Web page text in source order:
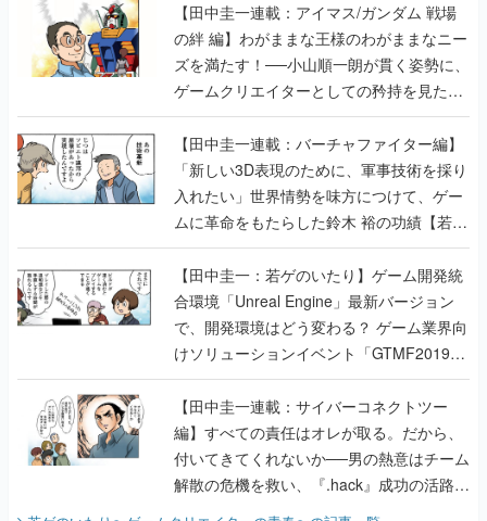
【田中圭一連載：アイマス/ガンダム 戦場
の絆 編】わがままな王様のわがままなニー
ズを満たす！──小山順一朗が貫く姿勢に、
ゲームクリエイターとしての矜持を見た
【若ゲのいたり最終回】
【田中圭一連載：バーチャファイター編】
「新しい3D表現のために、軍事技術を採り
入れたい」世界情勢を味方につけて、ゲー
ムに革命をもたらした鈴木 裕の功績【若ゲ
のいたり】
【田中圭一：若ゲのいたり】ゲーム開発統
合環境「Unreal Engine」最新バージョン
で、開発環境はどう変わる？ ゲーム業界向
けソリューションイベント「GTMF2019」
に行って、より理解を深めよう【PR】
【田中圭一連載：サイバーコネクトツー
編】すべての責任はオレが取る。だから、
付いてきてくれないか──男の熱意はチーム
解散の危機を救い、『.hack』成功の活路を
開く。業界の快男児・松山 洋に流れる血は